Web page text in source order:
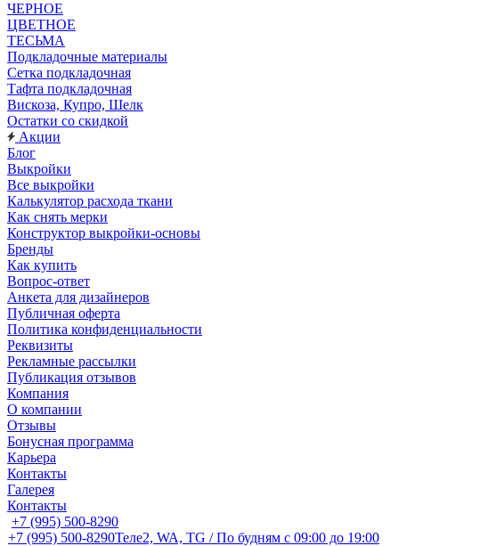
ЧЕРНОЕ
ЦВЕТНОЕ
ТЕСЬМА
Подкладочные материалы
Сетка подкладочная
Тафта подкладочная
Вискоза, Купро, Шелк
Остатки со скидкой
Акции
Блог
Выкройки
Все выкройки
Калькулятор расхода ткани
Как снять мерки
Конструктор выкройки-основы
Бренды
Как купить
Вопрос-ответ
Анкета для дизайнеров
Публичная оферта
Политика конфиденциальности
Реквизиты
Рекламные рассылки
Публикация отзывов
Компания
О компании
Отзывы
Бонусная программа
Карьера
Контакты
Галерея
Контакты
+7 (995) 500-8290
+7 (995) 500-8290Теле2, WA, TG / По будням c 09:00 до 19:00